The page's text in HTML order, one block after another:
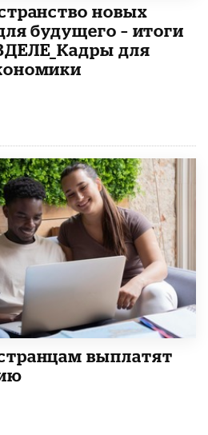
новых
будущего – итоги
для
выплатят